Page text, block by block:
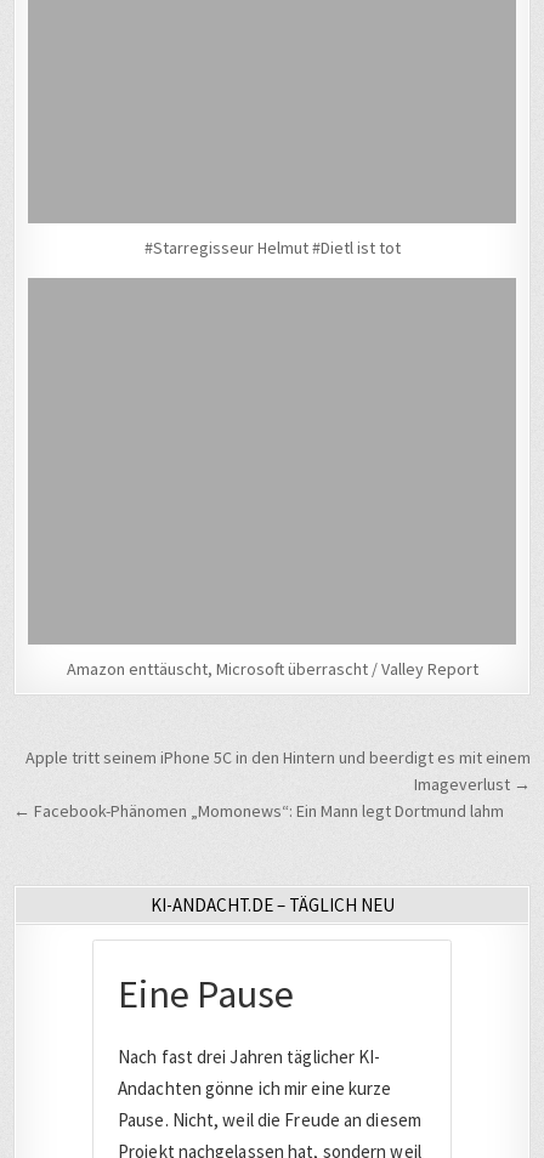
#Starregisseur Helmut #Dietl ist tot
Amazon enttäuscht, Microsoft überrascht / Valley Report
Beitragsnavigation
Apple tritt seinem iPhone 5C in den Hintern und beerdigt es mit einem
Imageverlust →
← Facebook-Phänomen „Momonews“: Ein Mann legt Dortmund lahm
KI-ANDACHT.DE – TÄGLICH NEU